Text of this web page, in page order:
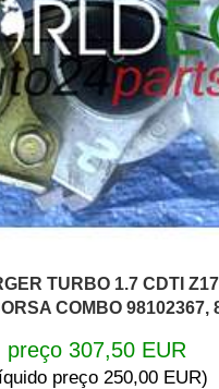
TURBO 1.7 CDTI
COMBO 98102367,
preço 307,50 EUR
preço 250,00 EUR)